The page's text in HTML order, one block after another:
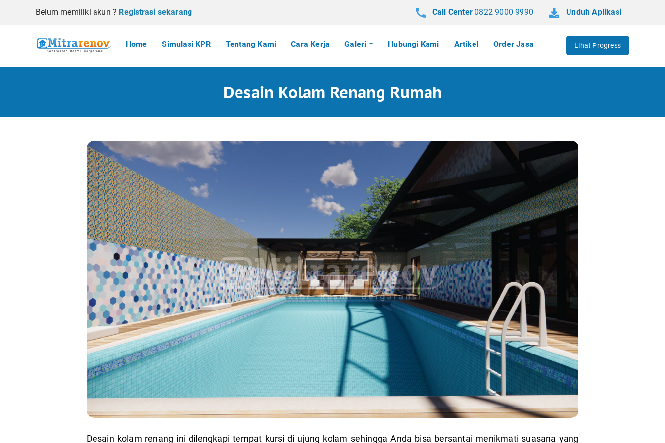
Belum memiliki akun ? Registrasi sekarang Call Center0822 9000 9990 Unduh Aplikasi
Home Simulasi KPR Tentang Kami Cara Kerja Galeri Hubungi Kami Artikel Order Jasa Lihat Progress
Desain Kolam Renang Rumah
Desain kolam renang ini dilengkapi tempat kursi di ujung kolam sehingga Anda bisa bersantai menikmati suasana yang